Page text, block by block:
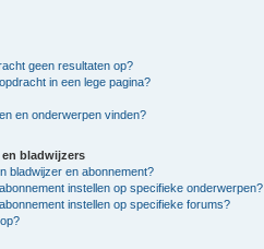
geen resultaten op?
in een lege pagina?
en onderwerpen vinden?
bladwijzers
bladwijzer en abonnement?
instellen op specifieke onderwerpen?
instellen op specifieke forums?